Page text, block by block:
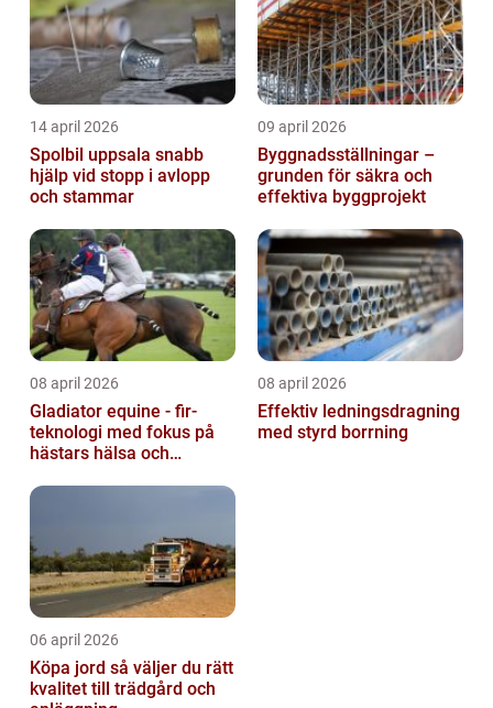
14 april 2026
Spolbil uppsala snabb
hjälp vid stopp i avlopp
och stammar
09 april 2026
Byggnadsställningar –
grunden för säkra och
effektiva byggprojekt
08 april 2026
Gladiator equine - fir-
teknologi med fokus på
hästars hälsa och
08 april 2026
Effektiv ledningsdragning
med styrd borrning
06 april 2026
Köpa jord så väljer du rätt
kvalitet till trädgård och